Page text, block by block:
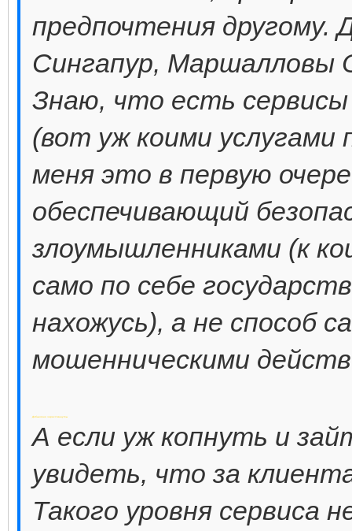
предпочтения другому.
Сингапур, Маршалловы
Знаю, что есть
(вот уж коими услугами
меня это в первую
обеспечивающий
злоумышленниками (к
само по себе
нахожусь), а не способ
мошенническими
Добавлено через 3 минуты
А если уж копнуть и
увидеть, что за
Такого уровня сервиса